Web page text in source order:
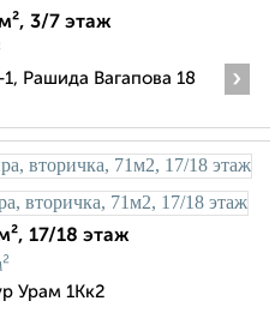
3/7 этаж
Рашида Вагапова 18
›
17/18 этаж
Урам 1Кк2